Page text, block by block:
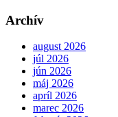
Archív
august 2026
júl 2026
jún 2026
máj 2026
apríl 2026
marec 2026